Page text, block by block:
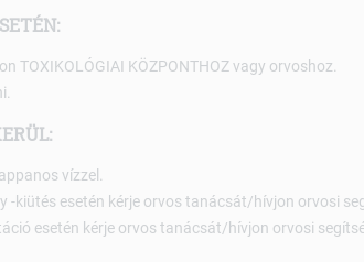
TOXIKOLÓGIAI KÖZPONTHOZ vagy orvoshoz.
vízzel.
-kiütés esetén kérje orvos tanácsát/hívjon orvosi
esetén kérje orvos tanácsát/hívjon orvosi